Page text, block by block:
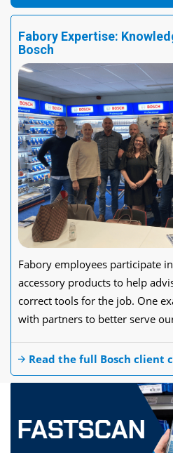
Fabory Expertise:
Bosch
Fabory employees participate
accessory products to help
correct tools for the job. One
with partners to better serve
Read the full Bosch client